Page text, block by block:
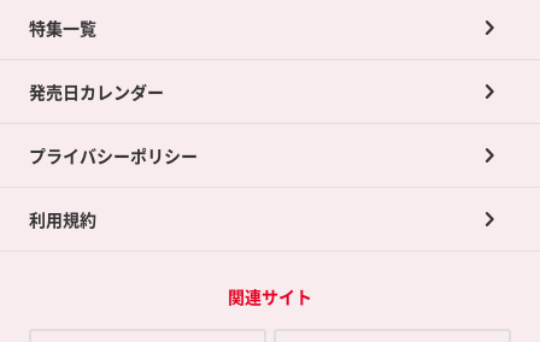
ネット買取について
買取承諾書について
ポイントカードTOP
ポイント交換景品
特集一覧
発売日カレンダー
プライバシーポリシー
利用規約
関連サイト